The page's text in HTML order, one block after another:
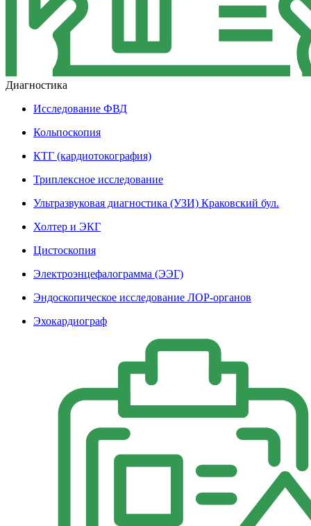
Диагностика
Исследование ФВД
Кольпоскопия
КТГ (кардиотокография)
Триплексное исследование
Ультразвуковая диагностика (УЗИ) Краковский бул.
Холтер и ЭКГ
Цистоскопия
Электроэнцефалограмма (ЭЭГ)
Эндоскопическое исследование ЛОР-органов
Эхокардиограф